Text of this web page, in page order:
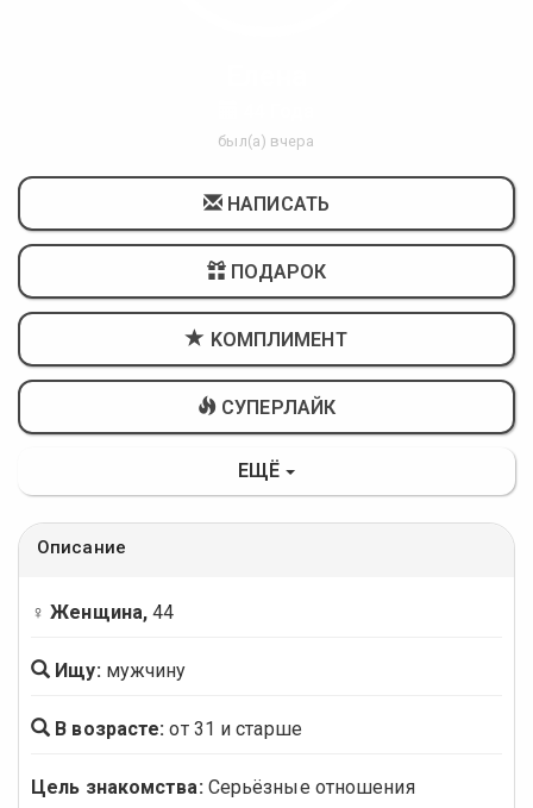
был(а) вчера
НАПИСАТЬ
ПОДАРОК
KОМПЛИМЕНТ
СУПЕРЛАЙК
ЕЩЁ
Описание
♀ Женщина, 44
Ищу: мужчину
В возрасте: от 31 и старше
Цель знакомства: Серьёзные отношения